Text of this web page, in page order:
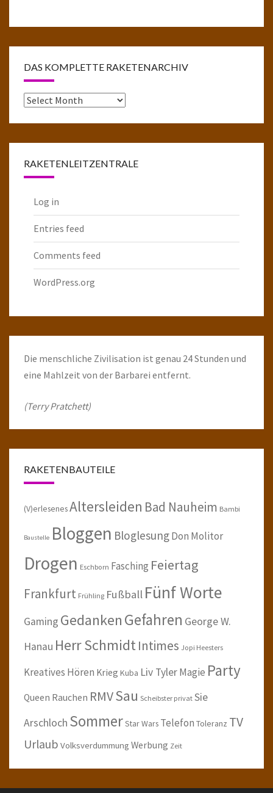
DAS KOMPLETTE RAKETENARCHIV
Das
RAKETENLEITZENTRALE
Log in
Entries feed
Comments feed
WordPress.org
Die menschliche Zivilisation ist genau 24 Stunden und
eine Mahlzeit von der Barbarei entfernt.
(Terry Pratchett)
RAKETENBAUTEILE
(V)erlesenesAltersleiden Bad Nauheim Bambi
Baustelle Bloggen BloglesungDon Molitor
Drogen Eschborn Fasching Feiertag
Frankfurt Frühling Fußball Fünf Worte
Gaming GedankenGefahren George W.
Hanau Herr SchmidtIntimes Jopi Heesters
Kreatives Hören Krieg Kuba Liv TylerMagie Party
Queen Rauchen RMVSau Scheibster privat Sie
Arschloch SommerStar Wars Telefon Toleranz TV
Urlaub Volksverdummung Werbung Zeit